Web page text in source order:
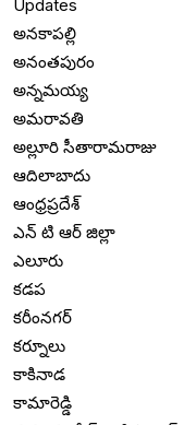
Updates
అనకాపల్లి
అనంతపురం
అన్నమయ్య
అమరావతి
అల్లూరి సీతారామరాజు
ఆదిలాబాదు
ఆంధ్రప్రదేశ్
ఎన్ టి ఆర్ జిల్లా
ఎలూరు
కడప
కరీంనగర్
కర్నూలు
కాకినాడ
కామారెడ్డి